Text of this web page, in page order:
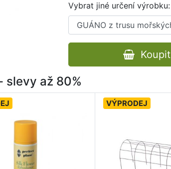
Vybrat jiné určení výrobku:
Koupit
slevy až 80%
VÝPRODEJ